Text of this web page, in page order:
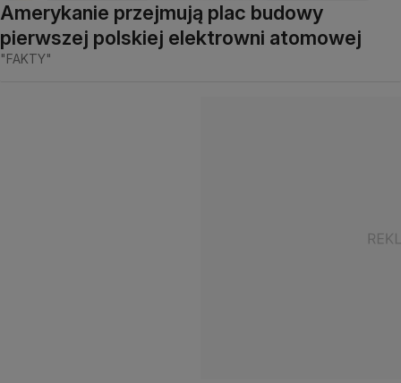
Amerykanie przejmują plac budowy
pierwszej polskiej elektrowni atomowej
"FAKTY"